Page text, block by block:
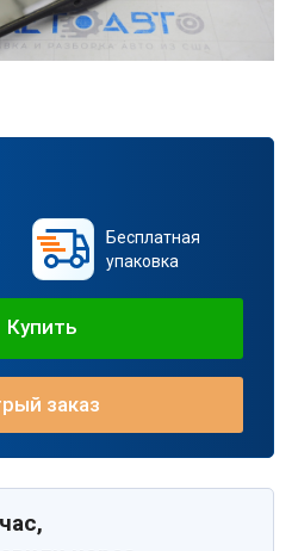
Бесплатная
упаковка
Купить
заказ